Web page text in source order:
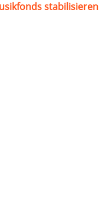
stabilisieren